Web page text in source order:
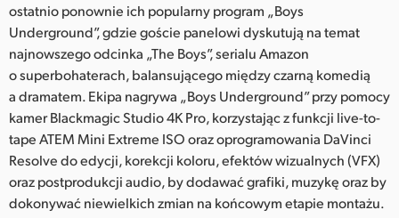
ostatnio ponownie ich popularny program „Boys
Underground”, gdzie goście panelowi dyskutują na temat
najnowszego odcinka „The Boys”, serialu Amazon
o superbohaterach, balansującego między czarną komedią
a dramatem. Ekipa nagrywa „Boys Underground” przy pomocy
kamer Blackmagic Studio 4K Pro, korzystając z funkcji live-to-
tape ATEM Mini Extreme ISO oraz oprogramowania DaVinci
Resolve do edycji, korekcji koloru, efektów wizualnych (VFX)
oraz postprodukcji audio, by dodawać grafiki, muzykę oraz by
dokonywać niewielkich zmian na końcowym etapie montażu.